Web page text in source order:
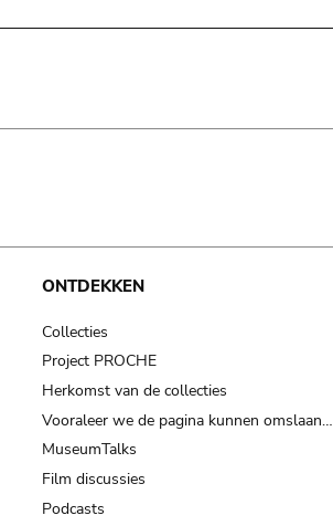
ONTDEKKEN
Collecties
Project PROCHE
Herkomst van de collecties
Vooraleer we de pagina kunnen omslaan…
MuseumTalks
Film discussies
Podcasts